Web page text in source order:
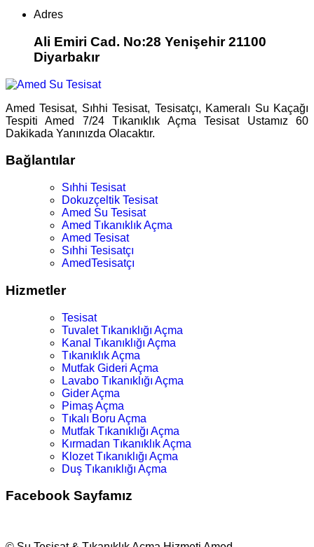
Adres
Ali Emiri Cad. No:28 Yenişehir 21100
Diyarbakır
Amed Tesisat, Sıhhi Tesisat, Tesisatçı, Kameralı Su Kaçağı
Tespiti Amed 7/24 Tıkanıklık Açma Tesisat Ustamız 60
Dakikada Yanınızda Olacaktır.
Bağlantılar
Sıhhi Tesisat
Dokuzçeltik Tesisat
Amed Su Tesisat
Amed Tıkanıklık Açma
Amed Tesisat
Sıhhi Tesisatçı
AmedTesisatçı
Hizmetler
Tesisat
Tuvalet Tıkanıklığı Açma
Kanal Tıkanıklığı Açma
Tıkanıklık Açma
Mutfak Gideri Açma
Lavabo Tıkanıklığı Açma
Gider Açma
Pimaş Açma
Tıkalı Boru Açma
Mutfak Tıkanıklığı Açma
Kırmadan Tıkanıklık Açma
Klozet Tıkanıklığı Açma
Duş Tıkanıklığı Açma
Facebook Sayfamız